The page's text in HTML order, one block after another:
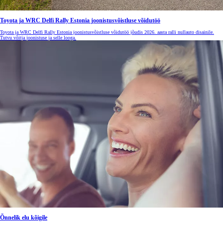
Toyota ja WRC Delfi Rally Estonia joonistusvõistluse võidutöö
Toyota ja WRC Delfi Rally Estonia joonistusvõistluse võidutöö jõudis 2026. aasta ralli nullauto disainile.
Tutvu võitja joonistuse ja selle looga.
Õnnelik elu kõigile